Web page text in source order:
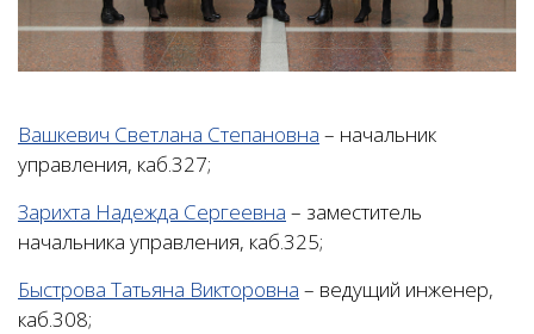
Вашкевич Светлана Степановна – начальник
управления, каб.327;
Зарихта Надежда Сергеевна – заместитель
начальника управления, каб.325;
Быстрова Татьяна Викторовна – ведущий инженер,
каб.308;